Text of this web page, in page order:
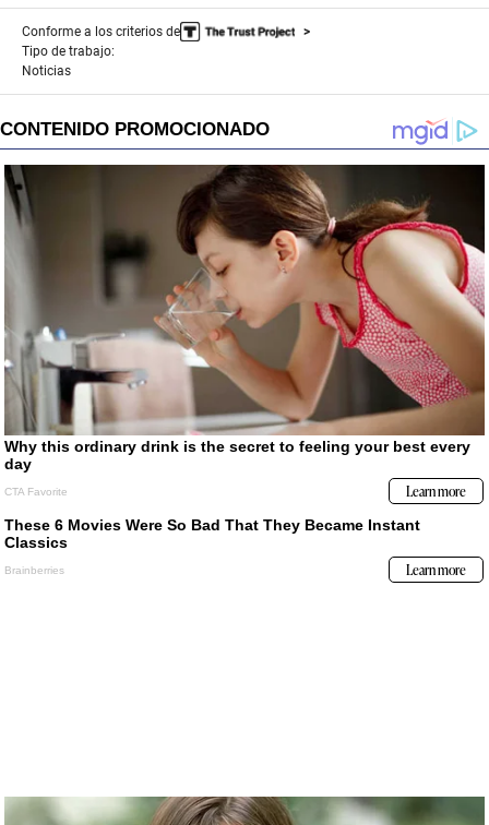
Conforme a los criterios de
Tipo de trabajo:
Noticias